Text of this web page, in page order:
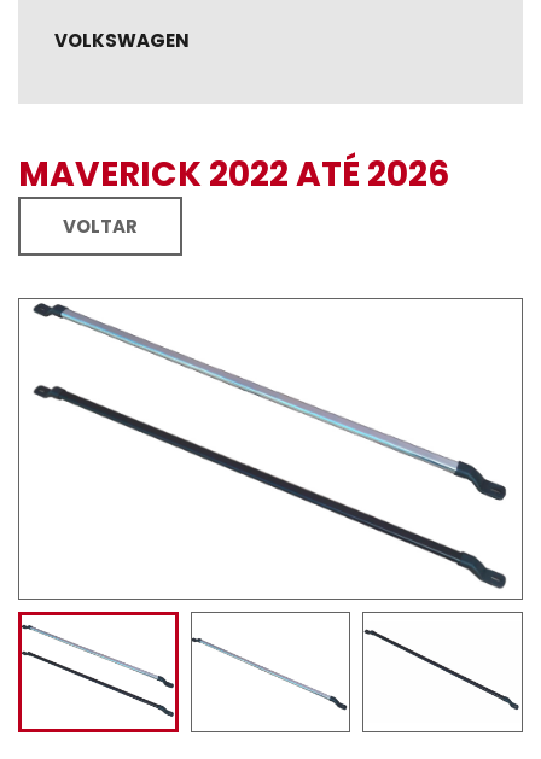
VOLKSWAGEN
MAVERICK 2022 ATÉ 2026
VOLTAR